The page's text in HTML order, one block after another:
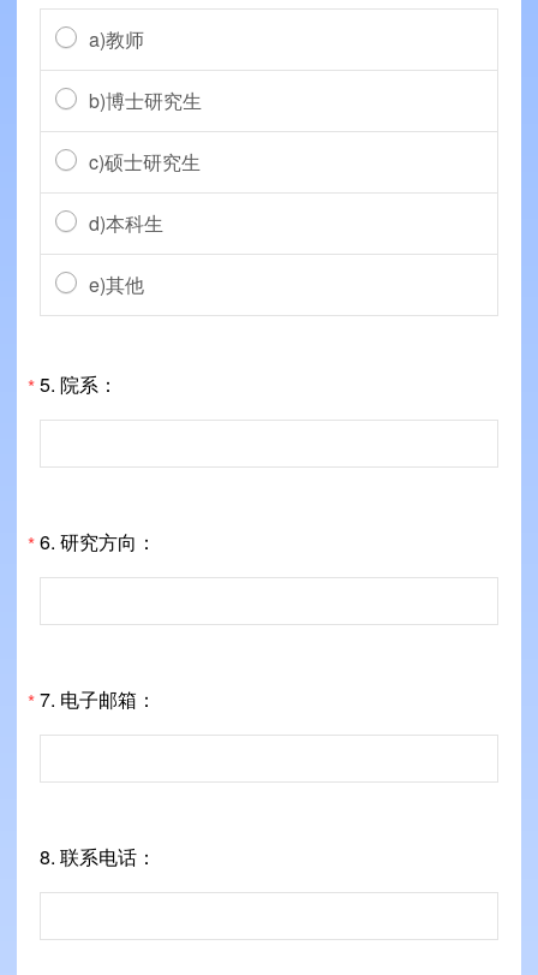
a)教师
b)博士研究生
c)硕士研究生
d)本科生
e)其他
*5. 院系：
*6. 研究方向：
*7. 电子邮箱：
8. 联系电话：